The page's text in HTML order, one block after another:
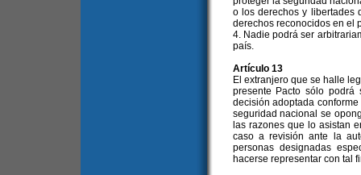
o los derechos y libertades
derechos reconocidos en el
4. Nadie podrá ser
país.
Artículo 13
El extranjero que se halle
presente Pacto sólo
decisión adoptada
seguridad nacional se
las razones que lo asistan
caso a revisión ante la
personas designadas
hacerse representar con tal